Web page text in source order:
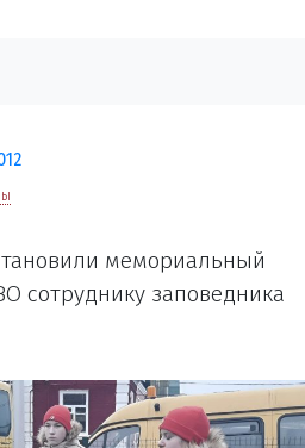
мемориальный
сотруднику заповедника